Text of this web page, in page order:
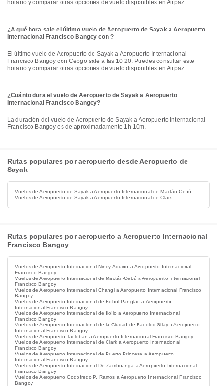
horario y comparar otras opciones de vuelo disponibles en Airpaz.
¿A qué hora sale el último vuelo de Aeropuerto de Sayak a Aeropuerto
Internacional Francisco Bangoy con ?
El último vuelo de Aeropuerto de Sayak a Aeropuerto Internacional
Francisco Bangoy con Cebgo sale a las 10:20. Puedes consultar este
horario y comparar otras opciones de vuelo disponibles en Airpaz.
¿Cuánto dura el vuelo de Aeropuerto de Sayak a Aeropuerto
Internacional Francisco Bangoy?
La duración del vuelo de Aeropuerto de Sayak a Aeropuerto Internacional
Francisco Bangoy es de aproximadamente 1h 10m.
Rutas populares por aeropuerto desde Aeropuerto de
Sayak
Vuelos de Aeropuerto de Sayak a Aeropuerto Internacional de Mactán-Cebú
Vuelos de Aeropuerto de Sayak a Aeropuerto Internacional de Clark
Rutas populares por aeropuerto a Aeropuerto Internacional
Francisco Bangoy
Vuelos de Aeropuerto Internacional Ninoy Aquino a Aeropuerto Internacional
Francisco Bangoy
Vuelos de Aeropuerto Internacional de Mactán-Cebú a Aeropuerto Internacional
Francisco Bangoy
Vuelos de Aeropuerto Internacional Changi a Aeropuerto Internacional Francisco
Bangoy
Vuelos de Aeropuerto Internacional de Bohol-Panglao a Aeropuerto
Internacional Francisco Bangoy
Vuelos de Aeropuerto Internacional de Iloílo a Aeropuerto Internacional
Francisco Bangoy
Vuelos de Aeropuerto Internacional de la Ciudad de Bacolod-Silay a Aeropuerto
Internacional Francisco Bangoy
Vuelos de Aeropuerto Tacloban a Aeropuerto Internacional Francisco Bangoy
Vuelos de Aeropuerto Internacional de Clark a Aeropuerto Internacional
Francisco Bangoy
Vuelos de Aeropuerto Internacional de Puerto Princesa a Aeropuerto
Internacional Francisco Bangoy
Vuelos de Aeropuerto Internacional De Zamboanga a Aeropuerto Internacional
Francisco Bangoy
Vuelos de Aeropuerto Godofredo P. Ramos​​ a Aeropuerto Internacional Francisco
Bangoy